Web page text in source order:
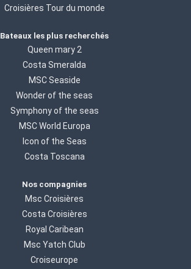
Croisières Tour du monde
Bateaux les plus recherchés
Queen mary 2
Costa Smeralda
MSC Seaside
Wonder of the seas
Symphony of the seas
MSC World Europa
Icon of the Seas
Costa Toscana
Nos compagnies
Msc Croisières
Costa Croisières
Royal Caribean
Msc Yatch Club
Croiseurope